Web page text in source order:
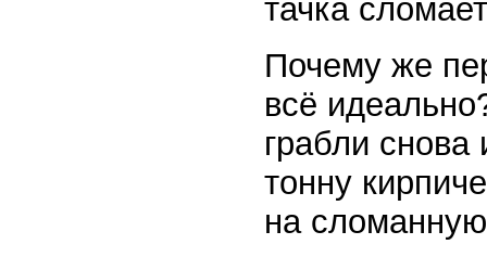
тачка
Почему же
всё
грабли снова
тонну
на сломанную